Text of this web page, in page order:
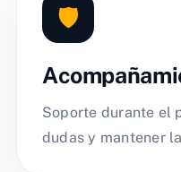
🛡️
Soporte durante el
dudas y mantener